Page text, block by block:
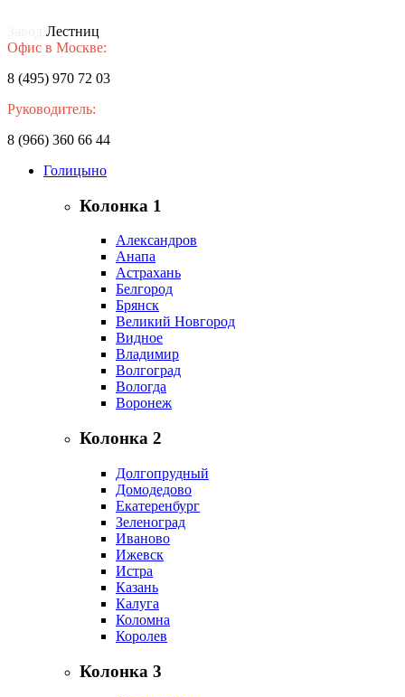
Лестниц
Офис в Москве:
8 (495) 970 72 03
Руководитель:
8 (966) 360 66 44
Голицыно
Колонка 1
Александров
Анапа
Астрахань
Белгород
Брянск
Великий Новгород
Видное
Владимир
Волгоград
Вологда
Воронеж
Колонка 2
Долгопрудный
Домодедово
Екатеренбург
Зеленоград
Иваново
Ижевск
Истра
Казань
Калуга
Коломна
Королев
Колонка 3